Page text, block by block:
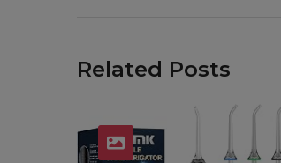
Related Posts